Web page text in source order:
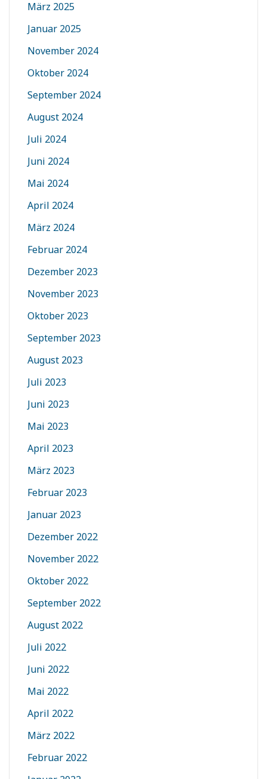
März 2025
Januar 2025
November 2024
Oktober 2024
September 2024
August 2024
Juli 2024
Juni 2024
Mai 2024
April 2024
März 2024
Februar 2024
Dezember 2023
November 2023
Oktober 2023
September 2023
August 2023
Juli 2023
Juni 2023
Mai 2023
April 2023
März 2023
Februar 2023
Januar 2023
Dezember 2022
November 2022
Oktober 2022
September 2022
August 2022
Juli 2022
Juni 2022
Mai 2022
April 2022
März 2022
Februar 2022